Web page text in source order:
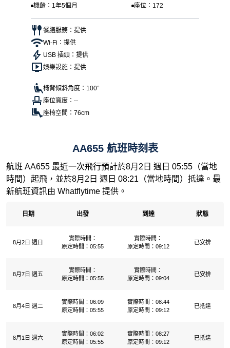
機齡：1年5個月
座位：172
餐膳服務：提供
Wi-Fi：提供
USB 插頭：提供
娛樂設施：提供
椅背傾斜角度：100°
座位寬度：--
座椅空間：76cm
AA655 航班時刻表
航班 AA655 最近一次飛行預計於8月2日 週日 05:55（當地
時間）起飛，並於8月2日 週日 08:21（當地時間）抵達。最
新航班資訊由 Whatflytime 提供。
日期 出發 到達 狀態
8月2日 週日
實際時間：
原定時間：05:55
實際時間：
原定時間：09:12
已安排
8月7日 週五
實際時間：
原定時間：05:55
實際時間：
原定時間：09:04
已安排
8月4日 週二
實際時間：06:09
原定時間：05:55
實際時間：08:44
原定時間：09:12
已抵達
8月1日 週六
實際時間：06:02
原定時間：05:55
實際時間：08:27
原定時間：09:12
已抵達